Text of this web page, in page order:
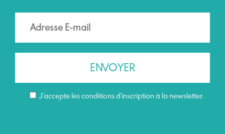
J’accepte les conditions d'inscription à la newsletter.